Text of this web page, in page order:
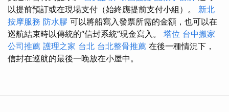
以提前預訂或在現場支付（始終應提前支付小組）。 新北
按摩服務 防水膠 可以將船寫入發票所需的金額，也可以在
巡航結束時以傳統的“信封系統”現金寫入。 塔位 台中搬家
公司推薦 護理之家 台北 台北整骨推薦 在後一種情況下，
信封在巡航的最後一晚放在小屋中。